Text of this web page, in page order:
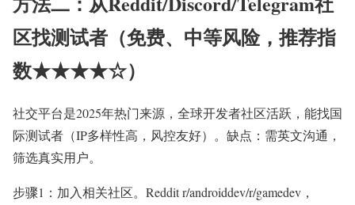
区找测试者（免费、中等风险，推荐指
数★★★★☆）
社交平台是2025年热门来源，全球开发者社区活跃，能找国
际测试者（IP多样性高，风控友好）。缺点：需英文沟通，
筛选真实用户。
步骤1：加入相关社区。Reddit r/androiddev/r/gamedev，